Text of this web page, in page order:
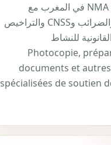
رمز NMA 8219 في المغرب مع
التصنيف والضرائب وCNSS والتراخيص
للنشاط
Photocopie,
documents et
spécialisées de soutien